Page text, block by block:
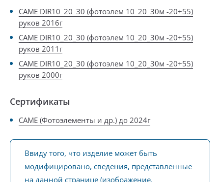
CAME DIR10_20_30 (фотоэлем 10_20_30м -20+55)
руков 2016г
CAME DIR10_20_30 (фотоэлем 10_20_30м -20+55)
руков 2011г
CAME DIR10_20_30 (фотоэлем 10_20_30м -20+55)
руков 2000г
Сертификаты
CAME (Фотоэлементы и др.) до 2024г
Ввиду того, что изделие может быть
модифицировано, сведения, представленные
на данной странице (изображение,